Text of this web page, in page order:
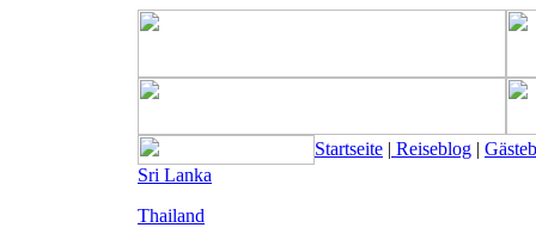
Startseite | Reiseblog |
Sri Lanka
Thailand